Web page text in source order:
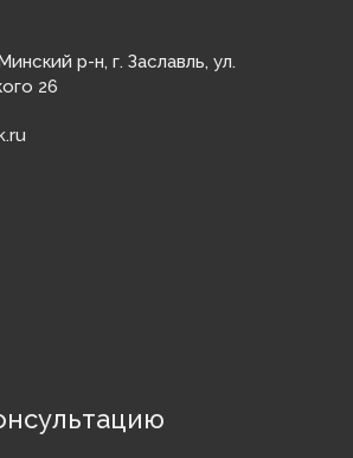
р-н, г. Заславль, ул.
26